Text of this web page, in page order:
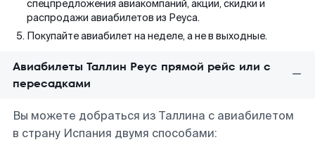
спецпредложения авиакомпаний, акции, скидки и
распродажи авиабилетов из Реуса.
Покупайте авиабилет на неделе, а не в выходные.
Авиабилеты Таллин Реус прямой рейс или с
пересадками
Вы можете добраться из Таллина с авиабилетом
в страну Испания двумя способами: